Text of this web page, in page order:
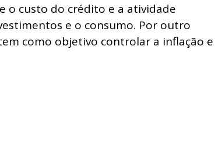
o custo do crédito e a atividade
e o consumo. Por outro
como objetivo controlar a inflação e